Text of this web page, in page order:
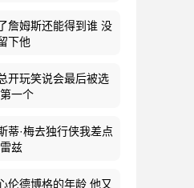
詹姆斯还能得到谁 没
下他
开玩笑说会最后被选
一个
蒂·梅去独行侠我差点
兹
伦德博格的年龄 他又